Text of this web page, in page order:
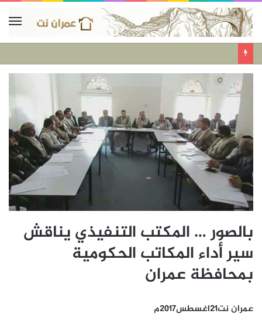
بالصور … المكتب التنفيذي يناقش
سير أداء المكاتب الحكومية
بمحافظة عمران
عمران نت21اغسطس2017م